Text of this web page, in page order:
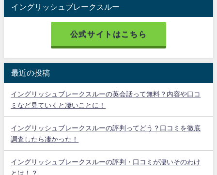
イングリッシュブレークスルー
公式サイトはこちら
最近の投稿
イングリッシュブレークスルーの英会話って無料？内容や口コ
ミなど見ていくと凄いことに！
イングリッシュブレークスルーの評判ってどう？口コミを徹底
調査したら凄かった！
イングリッシュブレークスルーの評判・口コミが凄いそのわけ
とは！？